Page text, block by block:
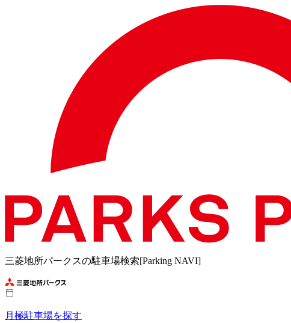
三菱地所パークスの駐車場検索[Parking NAVI]
月極駐車場を探す